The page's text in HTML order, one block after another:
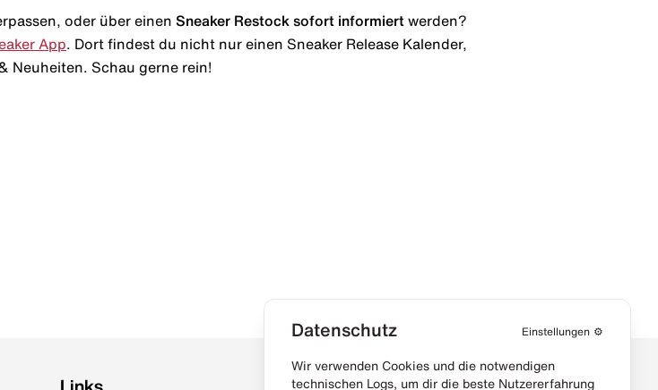
oder über einen Sneaker Restock sofort informiert werden?
App . Dort findest du nicht nur einen Sneaker Release Kalender,
Neuheiten. Schau gerne rein!
Datenschutz Einstellungen ⚙️
Wir verwenden Cookies und die notwendigen
technischen Logs, um dir die beste Nutzererfahrung